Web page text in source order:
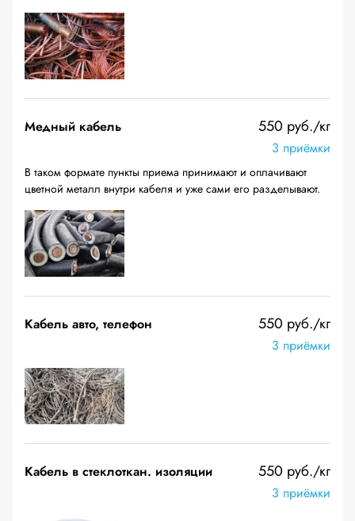
Медный кабель 550 руб./кг
3 приёмки
В таком формате пункты приема принимают и оплачивают
цветной металл внутри кабеля и уже сами его разделывают.
Кабель авто, телефон 550 руб./кг
3 приёмки
Кабель в стеклоткан. изоляции 550 руб./кг
3 приёмки